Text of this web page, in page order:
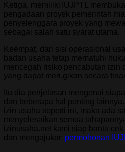
Ketiga, memiliki IUJPTL
pengadaan proyek pemerintah
penyelenggara proyek yang
sebagai salah satu syarat utama.
Keempat, dari sisi operasional
badan usaha tetap mematuhi
mencegah risiko pencabutan izin
yang dapat merugikan secara
Itu dia penjelasan mengenai
dan beberapa hal penting lainnya.
izin usaha seperti ini, maka ada
menyelesaikan semua
izinusaha.net kami siap bantu
dan mengajukan permohonan